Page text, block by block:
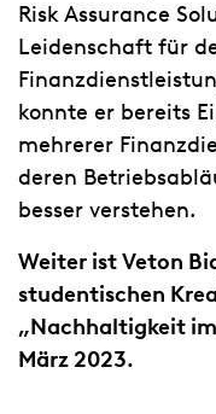
Risk Assurance
Leidenschaft für
konnte er bereits
mehrerer
deren
besser verstehen.
Weiter ist Veton
studentischen
„Nachhaltigkeit
März 2023.